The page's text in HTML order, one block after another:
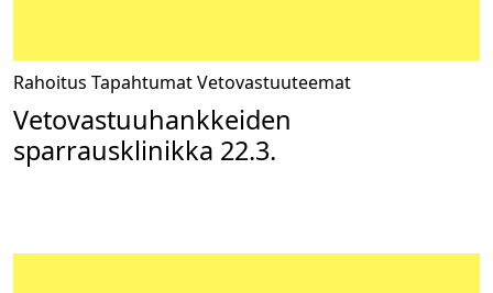
Rahoitus TapahtumatVetovastuuteemat
Vetovastuuhankkeiden
sparrausklinikka 22.3.